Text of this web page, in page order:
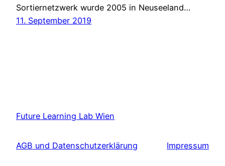
Sortiernetzwerk wurde 2005 in Neuseeland…
11. September 2019
Future Learning Lab Wien
AGB und Datenschutzerklärung Impressum